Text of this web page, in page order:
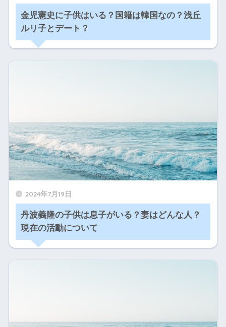
金児憲史に子供はいる？国籍は韓国なの？浅丘
ルリ子とデート？
2024年7月19日
丹波義隆の子供は息子がいる？妻はどんな人？
現在の活動について